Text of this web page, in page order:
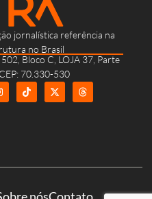
jornalística referência na
no Brasil
Bloco C, LOJA 37, Parte
70.330-530